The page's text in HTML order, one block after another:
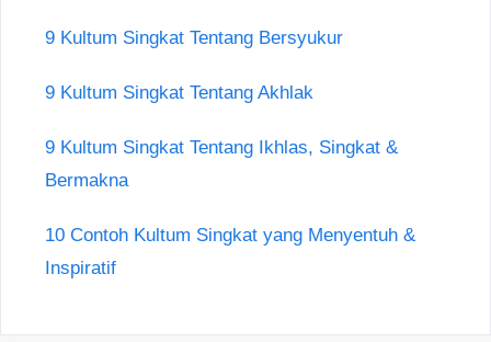
9 Kultum Singkat Tentang Bersyukur
9 Kultum Singkat Tentang Akhlak
9 Kultum Singkat Tentang Ikhlas, Singkat &
Bermakna
10 Contoh Kultum Singkat yang Menyentuh &
Inspiratif